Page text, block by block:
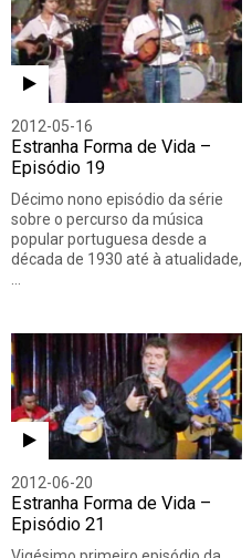
2012-05-16
Estranha Forma de Vida –
Episódio 19
Décimo nono episódio da série
sobre o percurso da música
popular portuguesa desde a
década de 1930 até à atualidade,
2012-06-20
Estranha Forma de Vida –
Episódio 21